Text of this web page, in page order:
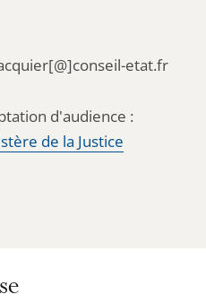
etat.fr
d'audience :
de la Justice